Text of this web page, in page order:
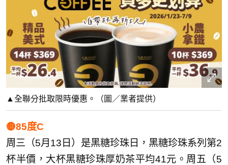
▲全聯分批取限時優惠。（圖／業者提供）
🟡85度C
周三（5月13日）是黑糖珍珠日，黑糖珍珠系列第2
杯半價，大杯黑糖珍珠厚奶茶平均41元。周五（5